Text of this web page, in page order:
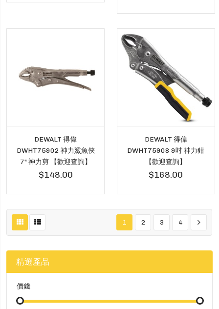
DEWALT 得偉
DWHT75902 神力鯊魚俠
7" 神力剪 【歡迎查詢】
$148.00
DEWALT 得偉
DWHT75908 9吋 神力鉗
【歡迎查詢】
$168.00
1 2 3 4
精選產品
價錢